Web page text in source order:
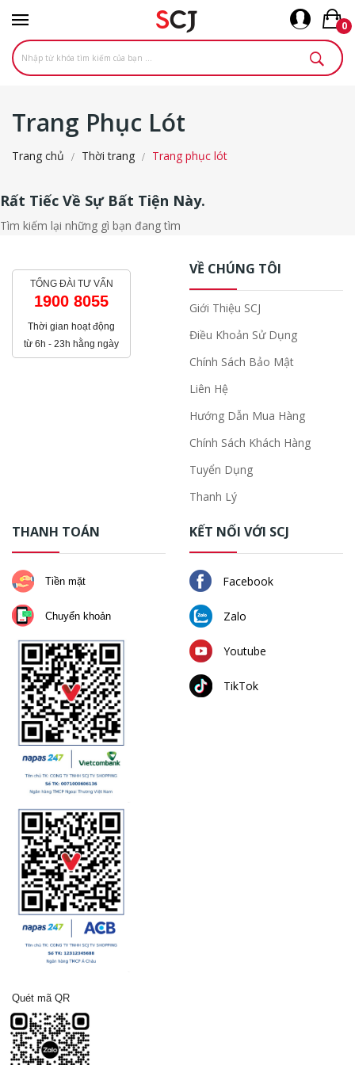
0
Trang Phục Lót
Trang chủ Thời trang Trang phục lót
Rất Tiếc Về Sự Bất Tiện Này.
Tìm kiếm lại những gì bạn đang tìm
TỔNG ĐÀI TƯ VẤN
1900 8055
Thời gian hoạt động
từ 6h - 23h hằng ngày
VỀ CHÚNG TÔI
Giới Thiệu SCJ
Điều Khoản Sử Dụng
Chính Sách Bảo Mật
Liên Hệ
Hướng Dẫn Mua Hàng
Chính Sách Khách Hàng
Tuyển Dụng
Thanh Lý
THANH TOÁN
Tiền mặt
Chuyển khoản
KẾT NỐI VỚI SCJ
Facebook
Zalo
Youtube
TikTok
Quét mã QR